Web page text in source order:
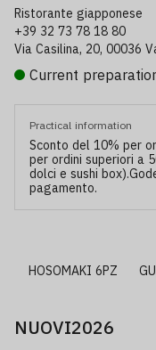
Ristorante giapponese
+39 32 73 78 18 80
Via Casilina, 20, 00036
Current
Practical information
Sconto del 10% per
per ordini superiori a
dolci e sushi
pagamento.
HOSOMAKI 6PZ
NUOVI2026